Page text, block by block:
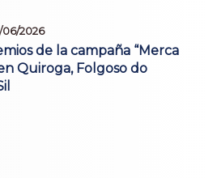
06/2026
de la campaña “Merca
Quiroga, Folgoso do